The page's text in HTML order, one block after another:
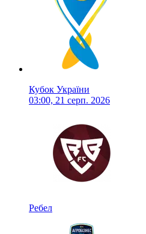
Кубок України
03:00, 21 серп. 2026
Ребел